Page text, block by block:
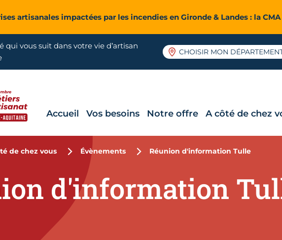
artisanales impactées par les incendies en Gironde & Landes : la
qui vous suit dans votre vie d’artisan
CHOISIR MON
Accueil Vos besoins Notre offre A côté de chez
de chez vous Évènements Réunion d'information Tulle
d'information